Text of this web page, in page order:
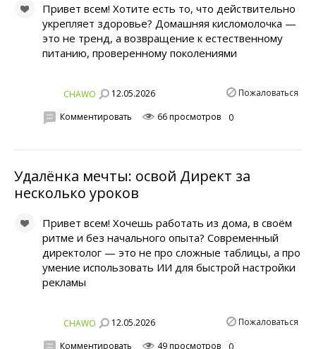
Привет всем! Хотите есть то, что действительно
укрепляет здоровье? Домашняя кисломолочка —
это не тренд, а возвращение к естественному
питанию, проверенному поколениями
CHAWO 12.05.2026 Пожаловаться
Комментировать 66 просмотров 0
Удалёнка мечты: освой Директ за
несколько уроков
Привет всем! Хочешь работать из дома, в своём
ритме и без начального опыта? Современный
директолог — это не про сложные таблицы, а про
умение использовать ИИ для быстрой настройки
рекламы
CHAWO 12.05.2026 Пожаловаться
Комментировать 49 просмотров 0